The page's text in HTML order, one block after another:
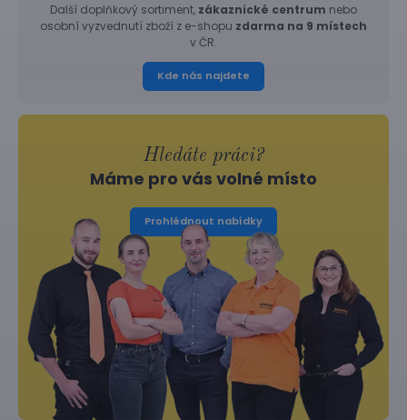
Další doplňkový sortiment, zákaznické centrum nebo
osobní vyzvednutí zboží z e-shopu zdarma na 9 místech
v ČR.
Kde nás najdete
Hledáte práci?
Máme pro vás volné místo
Prohlédnout nabídky